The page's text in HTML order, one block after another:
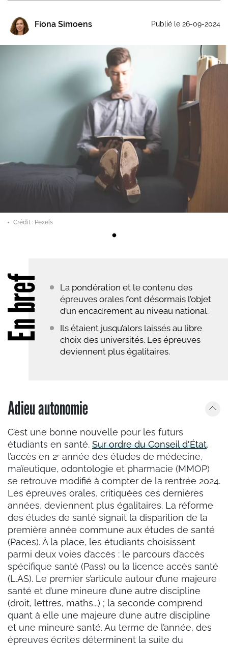
Fiona Simoens Publié le 26-09-2024
bref
La pondération et le contenu des
épreuves orales font désormais l’objet
d’un encadrement au niveau national.
Ils étaient jusqu’alors laissés au libre
choix des universités. Les épreuves
deviennent plus égalitaires.
Crédit : Pexels
Adieu autonomie
C’est une bonne nouvelle pour les futurs
étudiants en santé. Sur ordre du Conseil d'État,
l’accès en 2ᵉ année des études de médecine,
maïeutique, odontologie et pharmacie (MMOP)
se retrouve modifié à compter de la rentrée 2024.
Les épreuves orales, critiquées ces dernières
années, deviennent plus égalitaires. La réforme
des études de santé signait la disparition de la
première année commune aux études de santé
(Paces). À la place, les étudiants choisissent
parmi deux voies d’accès : le parcours d’accès
spécifique santé (Pass) ou la licence accès santé
(L.AS). Le premier s’articule autour d’une majeure
santé et d’une mineure d’une autre discipline
(droit, lettres, maths...) ; la seconde comprend
quant à elle une majeure d’une autre discipline
et une mineure santé. Au terme de l’année, des
épreuves écrites déterminent la suite du